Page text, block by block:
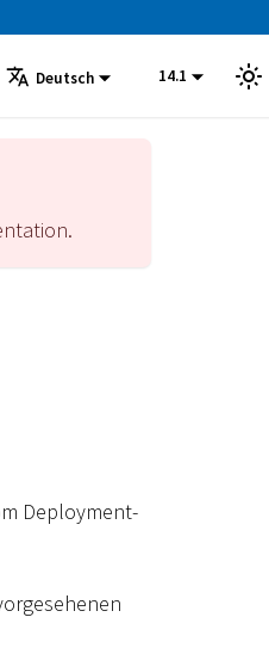
Deutsch 14.1
Deployment-